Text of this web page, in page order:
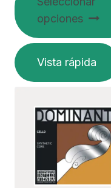
opciones
Este
producto
tiene
variantes.
opciones
pueden
Vista rápida